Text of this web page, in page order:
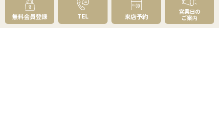
よくあるご質問 - 売りたい
スピード売却
不動産買取という売却方法
無料会員登録 TEL 来店予約
営業日の
ご案内